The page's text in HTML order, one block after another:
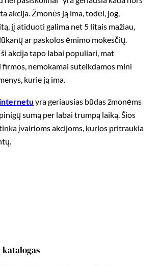
akcija. Žmonės ją ima, todėl, jog,
jį atiduoti galima net 5 litais mažiau,
ar paskolos ėmimo mokesčių.
akcija tapo labai populiari, mat
firmos, nemokamai suteikdamos mini
kurie ją ima.
yra geriausias būdas žmonėms
sumą per labai trumpą laiką. Šios
įvairioms akcijoms, kurios pritraukia